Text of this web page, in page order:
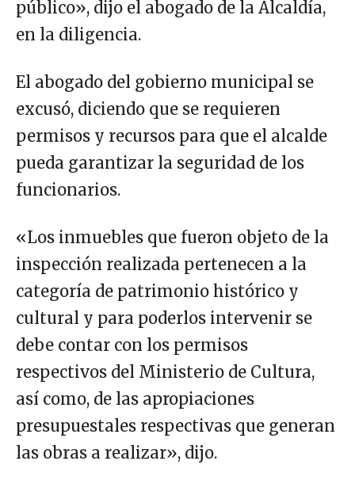
público», dijo el abogado de la Alcaldía,
en la diligencia.
El abogado del gobierno municipal se
excusó, diciendo que se requieren
permisos y recursos para que el alcalde
pueda garantizar la seguridad de los
funcionarios.
«Los inmuebles que fueron objeto de la
inspección realizada pertenecen a la
categoría de patrimonio histórico y
cultural y para poderlos intervenir se
debe contar con los permisos
respectivos del Ministerio de Cultura,
así como, de las apropiaciones
presupuestales respectivas que generan
las obras a realizar», dijo.